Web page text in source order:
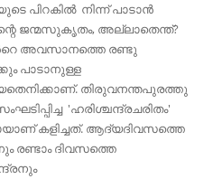
പിറകിൽ നിന്ന് പാടാൻ
ജന്മസുകൃതം, അല്ലാതെന്ത്‌?
അവസാനത്തെ രണ്ടു
പാടാനുള്ള
തിരുവനന്തപുരത്തു
'ഹരിശ്ചന്ദ്രചരിതം'
കളിച്ചത്. ആദ്യദിവസത്തെ
രണ്ടാം ദിവസത്തെ